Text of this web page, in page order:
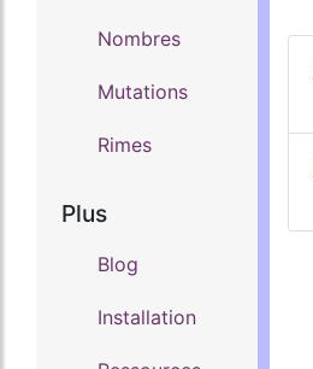
Nombres
Mutations
Rimes
Plus
Blog
Installation